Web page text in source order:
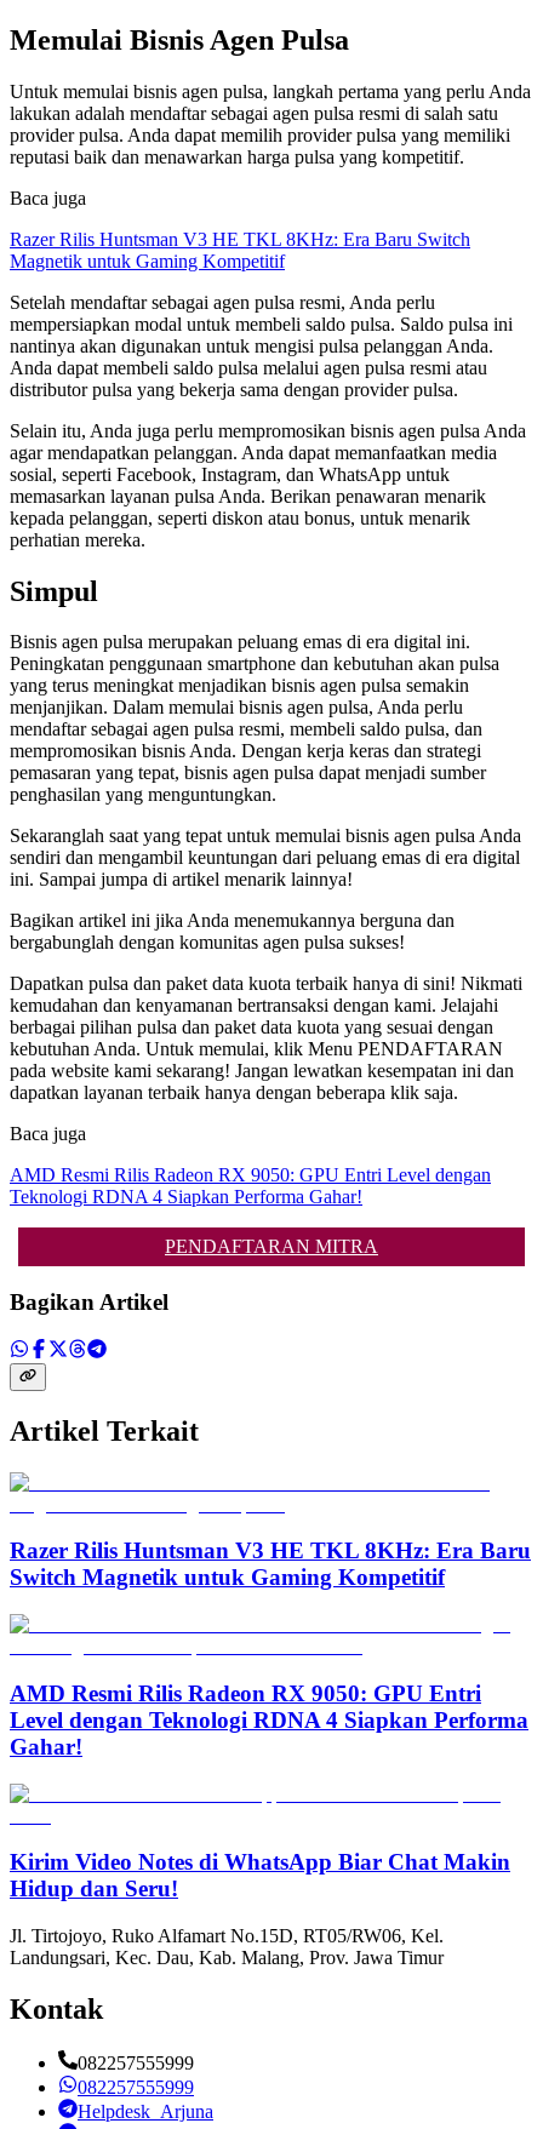
Memulai Bisnis Agen Pulsa
Untuk memulai bisnis agen pulsa, langkah pertama yang perlu Anda
lakukan adalah mendaftar sebagai agen pulsa resmi di salah satu
provider pulsa. Anda dapat memilih provider pulsa yang memiliki
reputasi baik dan menawarkan harga pulsa yang kompetitif.
Baca juga
Razer Rilis Huntsman V3 HE TKL 8KHz: Era Baru Switch
Magnetik untuk Gaming Kompetitif
Setelah mendaftar sebagai agen pulsa resmi, Anda perlu
mempersiapkan modal untuk membeli saldo pulsa. Saldo pulsa ini
nantinya akan digunakan untuk mengisi pulsa pelanggan Anda.
Anda dapat membeli saldo pulsa melalui agen pulsa resmi atau
distributor pulsa yang bekerja sama dengan provider pulsa.
Selain itu, Anda juga perlu mempromosikan bisnis agen pulsa Anda
agar mendapatkan pelanggan. Anda dapat memanfaatkan media
sosial, seperti Facebook, Instagram, dan WhatsApp untuk
memasarkan layanan pulsa Anda. Berikan penawaran menarik
kepada pelanggan, seperti diskon atau bonus, untuk menarik
perhatian mereka.
Simpul
Bisnis agen pulsa merupakan peluang emas di era digital ini.
Peningkatan penggunaan smartphone dan kebutuhan akan pulsa
yang terus meningkat menjadikan bisnis agen pulsa semakin
menjanjikan. Dalam memulai bisnis agen pulsa, Anda perlu
mendaftar sebagai agen pulsa resmi, membeli saldo pulsa, dan
mempromosikan bisnis Anda. Dengan kerja keras dan strategi
pemasaran yang tepat, bisnis agen pulsa dapat menjadi sumber
penghasilan yang menguntungkan.
Sekaranglah saat yang tepat untuk memulai bisnis agen pulsa Anda
sendiri dan mengambil keuntungan dari peluang emas di era digital
ini. Sampai jumpa di artikel menarik lainnya!
Bagikan artikel ini jika Anda menemukannya berguna dan
bergabunglah dengan komunitas agen pulsa sukses!
Dapatkan pulsa dan paket data kuota terbaik hanya di sini! Nikmati
kemudahan dan kenyamanan bertransaksi dengan kami. Jelajahi
berbagai pilihan pulsa dan paket data kuota yang sesuai dengan
kebutuhan Anda. Untuk memulai, klik Menu PENDAFTARAN
pada website kami sekarang! Jangan lewatkan kesempatan ini dan
dapatkan layanan terbaik hanya dengan beberapa klik saja.
Baca juga
AMD Resmi Rilis Radeon RX 9050: GPU Entri Level dengan
Teknologi RDNA 4 Siapkan Performa Gahar!
PENDAFTARAN MITRA
Bagikan Artikel
Artikel Terkait
Razer Rilis Huntsman V3 HE TKL 8KHz: Era Baru
Switch Magnetik untuk Gaming Kompetitif
AMD Resmi Rilis Radeon RX 9050: GPU Entri
Level dengan Teknologi RDNA 4 Siapkan Performa
Gahar!
Kirim Video Notes di WhatsApp Biar Chat Makin
Hidup dan Seru!
Jl. Tirtojoyo, Ruko Alfamart No.15D, RT05/RW06, Kel.
Landungsari, Kec. Dau, Kab. Malang, Prov. Jawa Timur
Kontak
082257555999
082257555999
Helpdesk_Arjuna